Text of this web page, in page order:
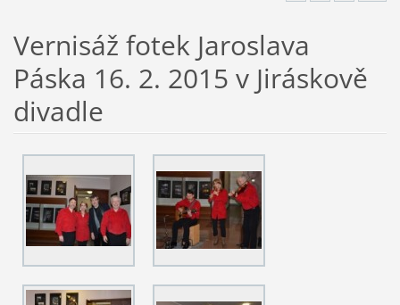
Vernisáž fotek Jaroslava
Páska 16. 2. 2015 v Jiráskově
divadle